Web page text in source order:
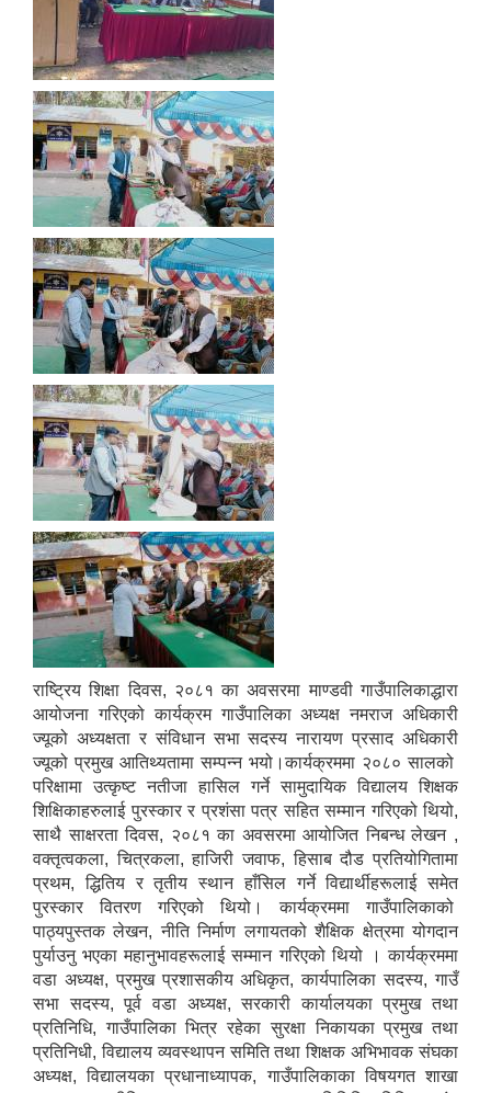
राष्ट्रिय शिक्षा दिवस, २०८१ का अवसरमा माण्डवी गाउँपालिकाद्धारा
आयोजना गरिएको कार्यक्रम गाउँपालिका अध्यक्ष नमराज अधिकारी
ज्यूको अध्यक्षता र संविधान सभा सदस्य नारायण प्रसाद अधिकारी
ज्यूको प्रमुख आतिथ्यतामा सम्पन्न भयो।कार्यक्रममा २०८० सालको
परिक्षामा उत्कृष्ट नतीजा हासिल गर्ने सामुदायिक विद्यालय शिक्षक
शिक्षिकाहरुलाई पुरस्कार र प्रशंसा पत्र सहित सम्मान गरिएको थियो,
साथै साक्षरता दिवस, २०८१ का अवसरमा आयोजित निबन्ध लेखन ,
वक्तृत्वकला, चित्रकला, हाजिरी जवाफ, हिसाब दौड प्रतियोगितामा
प्रथम, द्धितिय र तृतीय स्थान हाँसिल गर्ने विद्यार्थीहरूलाई समेत
पुरस्कार वितरण गरिएको थियो। कार्यक्रममा गाउँपालिकाको
पाठ्यपुस्तक लेखन, नीति निर्माण लगायतको शैक्षिक क्षेत्रमा योगदान
पुर्याउनु भएका महानुभावहरूलाई सम्मान गरिएको थियो । कार्यक्रममा
वडा अध्यक्ष, प्रमुख प्रशासकीय अधिकृत, कार्यपालिका सदस्य, गाउँ
सभा सदस्य, पूर्व वडा अध्यक्ष, सरकारी कार्यालयका प्रमुख तथा
प्रतिनिधि, गाउँपालिका भित्र रहेका सुरक्षा निकायका प्रमुख तथा
प्रतिनिधी, विद्यालय व्यवस्थापन समिति तथा शिक्षक अभिभावक संघका
अध्यक्ष, विद्यालयका प्रधानाध्यापक, गाउँपालिकाका विषयगत शाखा